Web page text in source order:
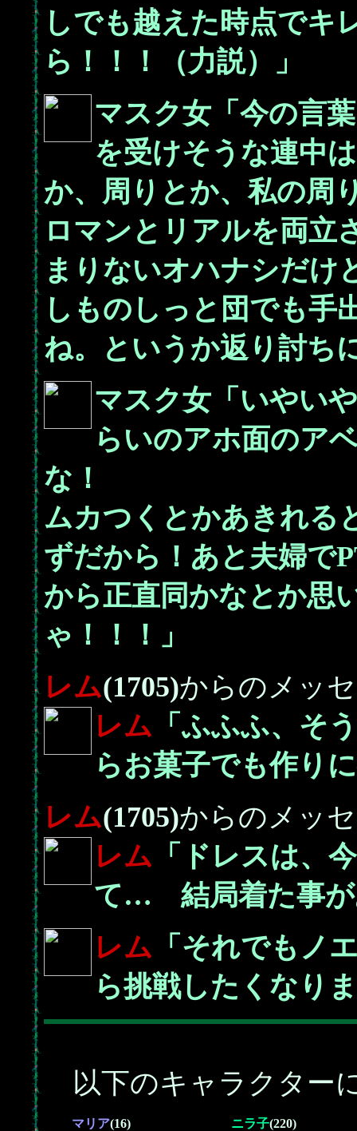
しでも越えた時点でキ
ら！！！（力説）」
マスク女「今の言
を受けそうな連中
か、周りとか、私の周
ロマンとリアルを両立
まりないオハナシだけ
しものしっと団でも手
ね。というか返り討ち
マスク女「いやい
らいのアホ面のア
な！
ムカつくとかあきれる
ずだから！あと夫婦で
から正直同かなとか思
ゃ！！！」
レム(1705)からのメッ
レム 「ふふふ、
らお菓子でも作り
レム(1705)からのメッ
レム 「ドレスは、
て… 結局着た事が
レム 「それでもノ
ら挑戦したくなり
以下のキャラクター
マリア(16) ニラ子(220)